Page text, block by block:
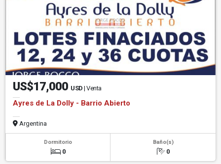
US$17,000 USD | Venta
Ayres de La Dolly - Barrio Abierto
Argentina
Dormitorio
0
Baño(s)
0